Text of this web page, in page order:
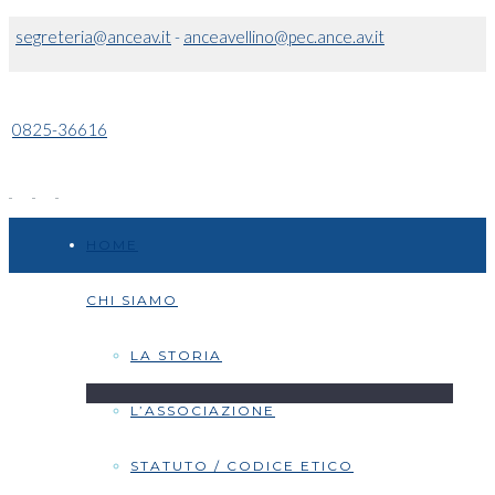
segreteria@anceav.it- anceavellino@pec.ance.av.it
0825-36616
CHI SIAMO
LA STORIA
L’ASSOCIAZIONE
STATUTO / CODICE ETICO